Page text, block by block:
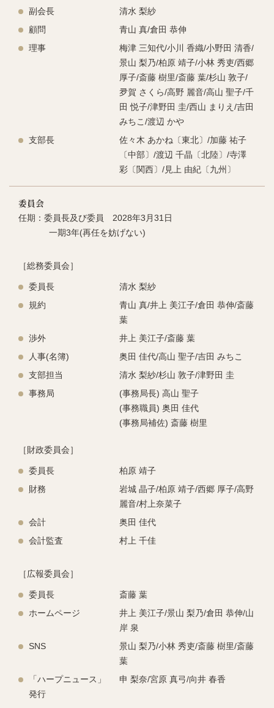
副会長
清⽔ 梨紗
顧問
青山 真/倉田 恭伸
理事
梅津 三知代/⼩川 ⾹織/⼩野⽥ 清⾹/
景⼭ 梨乃/柏原 靖⼦/⼩林 秀吏/⻄郷
厚⼦/斎藤 樹⾥/斎藤 葉/杉⼭ 敦⼦/
夛賀 さくら/⾼野 麗⾳/⾼⼭ 聖⼦/千
⽥ 悦⼦/津野⽥ 圭/⻄⼭ まりえ/吉⽥
みちこ/渡辺 かや
支部長
佐々木 あかね〔東北〕/加藤 祐子
〔中部〕/渡辺 千晶〔北陸〕/寺澤
彩〔関西〕/見上 由紀〔九州〕
委員会
任期：委員長及び委員 2028年3月31日
一期3年(再任を妨げない)
［総務委員会］
委員長
清⽔ 梨紗
規約
青山 真/井上 美江子/倉田 恭伸/斎藤
葉
渉外
井上 美江⼦/斎藤 葉
人事(名簿)
奥⽥ 佳代/⾼⼭ 聖⼦/吉⽥ みちこ
支部担当
清⽔ 梨紗/杉⼭ 敦⼦/津野⽥ 圭
事務局
(事務局⻑) ⾼⼭ 聖⼦
(事務職員) 奥⽥ 佳代
(事務局補佐) 斎藤 樹⾥
［財政委員会］
委員長
柏原 靖子
財務
岩城 晶⼦/柏原 靖⼦/⻄郷 厚⼦/⾼野
麗⾳/村上奈菜子
会計
奥田 佳代
会計監査
村上 千佳
［広報委員会］
委員長
斎藤 葉
ホームページ
井上 美江子/景山 梨乃/倉田 恭伸/山
岸 泉
SNS
景⼭ 梨乃/⼩林 秀吏/斎藤 樹⾥/斎藤
葉
「ハープニュース」
発行
申 梨奈/宮原 真⼸/向井 春⾹